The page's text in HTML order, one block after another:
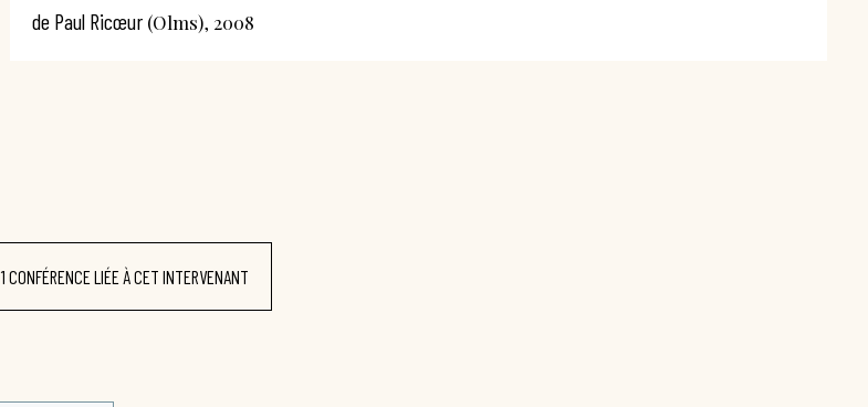
de Paul Ricœur (Olms), 2008
1 CONFÉRENCE LIÉE À CET INTERVENANT